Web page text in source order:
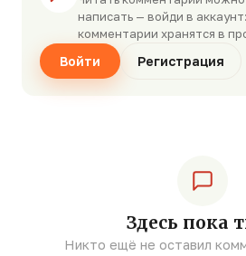
написать — войди в
комментарии хранятся в
Войти Регистрация
Здесь пока
Никто ещё не оставил